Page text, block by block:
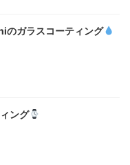
ガラスコーティング‪
ング